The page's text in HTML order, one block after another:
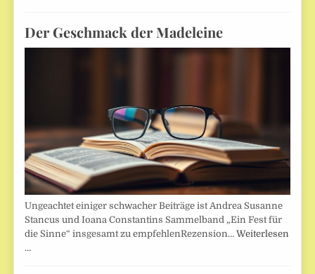
Der Geschmack der Madeleine
Ungeachtet einiger schwacher Beiträge ist Andrea Susanne
Stancus und Ioana Constantins Sammelband „Ein Fest für
die Sinne“ insgesamt zu empfehlenRezension…Weiterlesen
…